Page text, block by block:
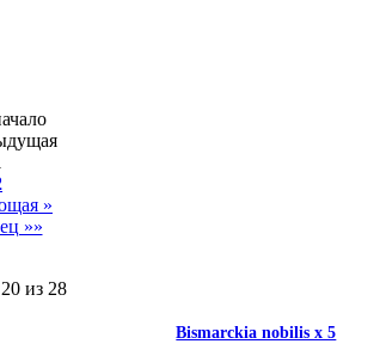
»
»»
из 28
Bismarckia nobilis x 5